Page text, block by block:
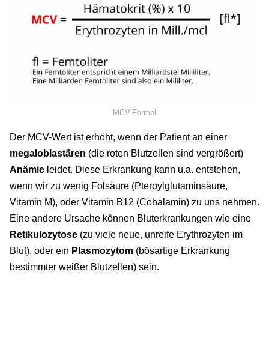
MCV-Formel
Der MCV-Wert ist erhöht, wenn der Patient an einer
megaloblastären (die roten Blutzellen sind vergrößert)
Anämie leidet. Diese Erkrankung kann u.a. entstehen,
wenn wir zu wenig Folsäure (Pteroylglutaminsäure,
Vitamin M), oder Vitamin B12 (Cobalamin) zu uns nehmen.
Eine andere Ursache können Bluterkrankungen wie eine
Retikulozytose (zu viele neue, unreife Erythrozyten im
Blut), oder ein Plasmozytom (bösartige Erkrankung
bestimmter weißer Blutzellen) sein.